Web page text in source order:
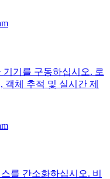
기를 구동하십시오. 로
체 추적 및 실시간 제
를 간소화하십시오. 비